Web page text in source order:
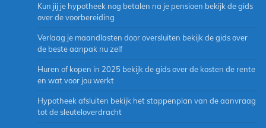
Kun jij je hypotheek nog betalen na je pensioen bekijk de gids
over de voorbereiding
Verlaag je maandlasten door oversluiten bekijk de gids over
de beste aanpak nu zelf
Huren of kopen in 2025 bekijk de gids over de kosten de rente
en wat voor jou werkt
Hypotheek afsluiten bekijk het stappenplan van de aanvraag
tot de sleuteloverdracht